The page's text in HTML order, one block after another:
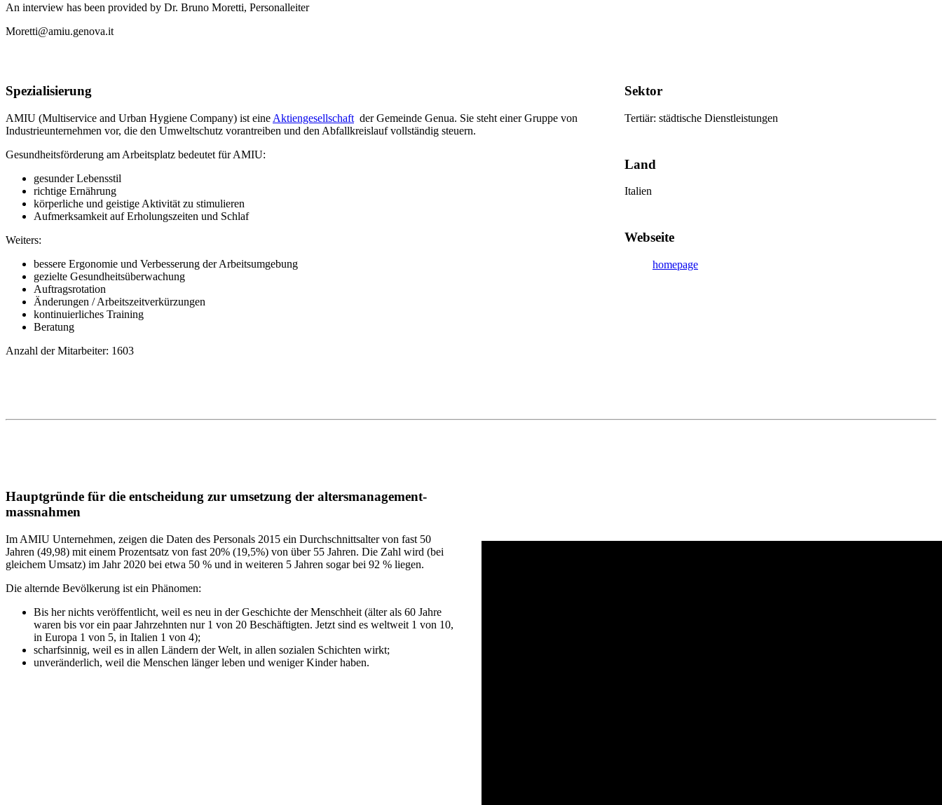
An interview has been provided by Dr. Bruno Moretti, Personalleiter
Moretti@amiu.genova.it
Spezialisierung
AMIU (Multiservice and Urban Hygiene Company) ist eine Aktiengesellschaft der Gemeinde Genua. Sie steht einer Gruppe von
Industrieunternehmen vor, die den Umweltschutz vorantreiben und den Abfallkreislauf vollständig steuern.
Gesundheitsförderung am Arbeitsplatz bedeutet für AMIU:
gesunder Lebensstil
richtige Ernährung
körperliche und geistige Aktivität zu stimulieren
Aufmerksamkeit auf Erholungszeiten und Schlaf
Weiters:
bessere Ergonomie und Verbesserung der Arbeitsumgebung
gezielte Gesundheitsüberwachung
Auftragsrotation
Änderungen / Arbeitszeitverkürzungen
kontinuierliches Training
Beratung
Anzahl der Mitarbeiter: 1603
Sektor
Tertiär: städtische Dienstleistungen
Land
Italien
Webseite
homepage
Hauptgründe für die entscheidung zur umsetzung der altersmanagement-
massnahmen
Im AMIU Unternehmen, zeigen die Daten des Personals 2015 ein Durchschnittsalter von fast 50
Jahren (49,98) mit einem Prozentsatz von fast 20% (19,5%) von über 55 Jahren. Die Zahl wird (bei
gleichem Umsatz) im Jahr 2020 bei etwa 50 % und in weiteren 5 Jahren sogar bei 92 % liegen.
Die alternde Bevölkerung ist ein Phänomen:
Bis her nichts veröffentlicht, weil es neu in der Geschichte der Menschheit (älter als 60 Jahre
waren bis vor ein paar Jahrzehnten nur 1 von 20 Beschäftigten. Jetzt sind es weltweit 1 von 10,
in Europa 1 von 5, in Italien 1 von 4);
scharfsinnig, weil es in allen Ländern der Welt, in allen sozialen Schichten wirkt;
unveränderlich, weil die Menschen länger leben und weniger Kinder haben.